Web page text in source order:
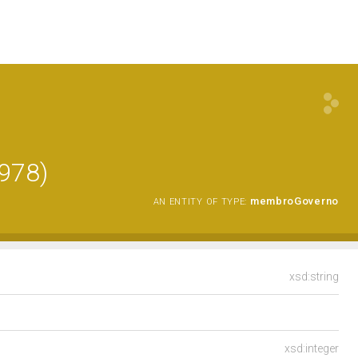
AN ENTITY OF TYPE: membroGoverno
xsd:string
xsd:integer